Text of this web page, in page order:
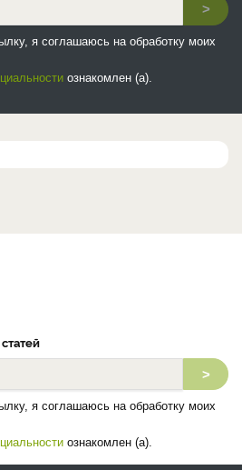
>
я соглашаюсь на обработку моих
ознакомлен (а).
>
я соглашаюсь на обработку моих
ознакомлен (а).